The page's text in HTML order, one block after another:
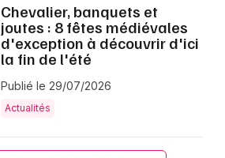
Chevalier, banquets et
joutes : 8 fêtes médiévales
d'exception à découvrir d'ici
la fin de l'été
Publié le 29/07/2026
Actualités